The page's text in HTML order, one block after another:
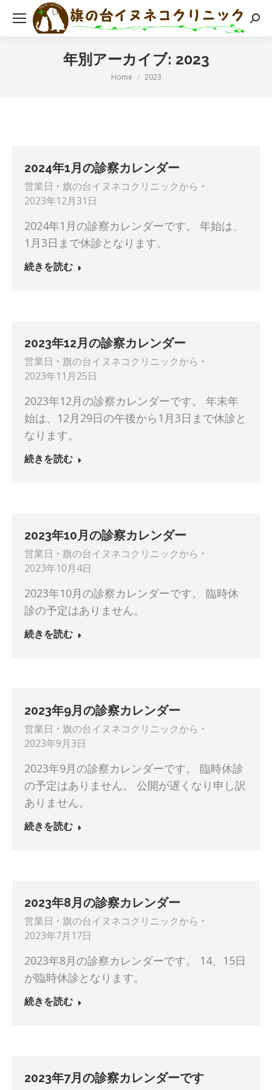
検
年別アーカイブ: 2023
現在地:
Home 2023
2024年1月の診察カレンダー
営業日 旗の台イヌネコクリニックから
2023年12月31日
2024年1月の診察カレンダーです。 年始は、
1月3日まで休診となります。
続きを読む
2023年12月の診察カレンダー
営業日 旗の台イヌネコクリニックから
2023年11月25日
2023年12月の診察カレンダーです。 年末年
始は、12月29日の午後から1月3日まで休診と
なります。
続きを読む
2023年10月の診察カレンダー
営業日 旗の台イヌネコクリニックから
2023年10月4日
2023年10月の診察カレンダーです。 臨時休
診の予定はありません。
続きを読む
2023年9月の診察カレンダー
営業日 旗の台イヌネコクリニックから
2023年9月3日
2023年9月の診察カレンダーです。 臨時休診
の予定はありません。 公開が遅くなり申し訳
ありません。
続きを読む
2023年8月の診察カレンダー
営業日 旗の台イヌネコクリニックから
2023年7月17日
2023年8月の診察カレンダーです。 14、15日
が臨時休診となります。
続きを読む
2023年7月の診察カレンダーです